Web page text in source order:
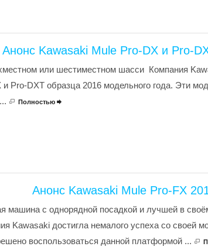
Анонс Kawasaki Mule Pro-DX и Pro-
или шестиместном шасси Компания
Pro-DXT образца 2016 модельного года. Эти
Полностью 
Анонс Kawasaki Mule Pro-FX
машина с однорядной посадкой и лучшей в
Kawasaki достигла немалого успеха со своей
воспользоваться данной платформой ...